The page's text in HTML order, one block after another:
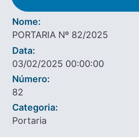
Nome:
PORTARIA Nº 82/2025
Data:
03/02/2025 00:00:00
Número:
82
Categoria:
Portaria